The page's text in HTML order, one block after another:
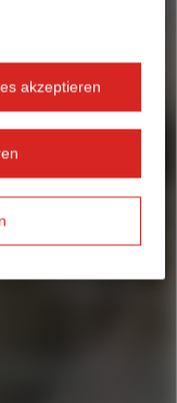
akzeptieren